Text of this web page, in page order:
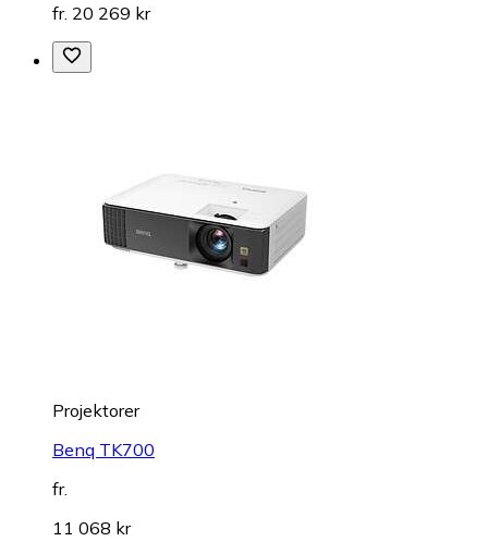
fr. 20 269 kr
Projektorer
Benq TK700
fr.
11 068 kr